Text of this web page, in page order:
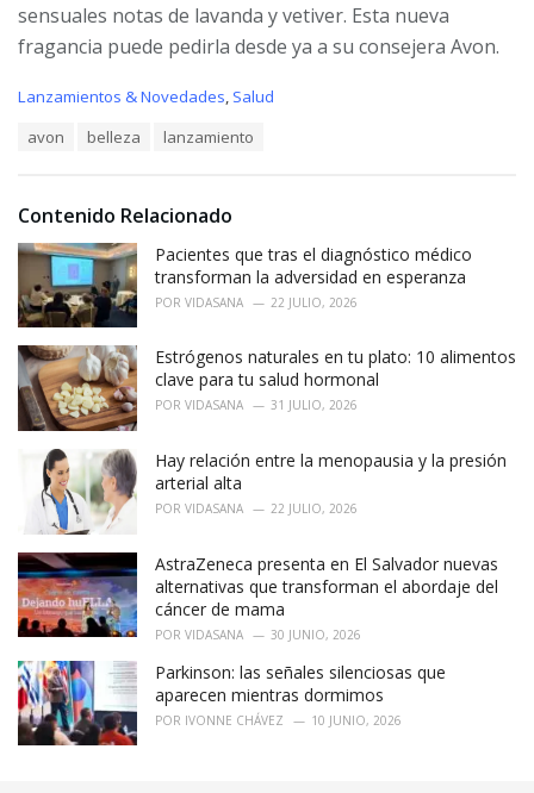
sensuales notas de lavanda y vetiver. Esta nueva
fragancia puede pedirla desde ya a su consejera Avon.
C
r
i
:
Lanzamientos & Novedades, Salud
:
avon belleza lanzamiento
Contenido Relacionado
Pacientes que tras el diagnóstico médico
transforman la adversidad en esperanza
POR VIDASANA 22 JULIO, 2026
Estrógenos naturales en tu plato: 10 alimentos
clave para tu salud hormonal
POR VIDASANA 31 JULIO, 2026
Hay relación entre la menopausia y la presión
arterial alta
POR VIDASANA 22 JULIO, 2026
AstraZeneca presenta en El Salvador nuevas
alternativas que transforman el abordaje del
cáncer de mama
POR VIDASANA 30 JUNIO, 2026
Parkinson: las señales silenciosas que
aparecen mientras dormimos
POR IVONNE CHÁVEZ 10 JUNIO, 2026